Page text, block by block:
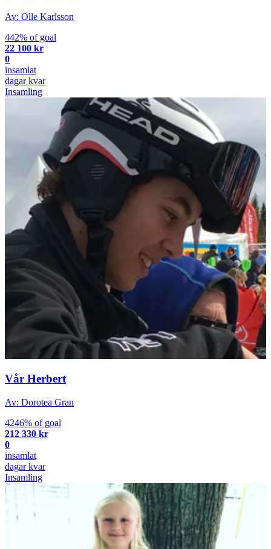
Av: Olle Karlsson
442% of goal
22 100 kr
0
insamlat
dagar kvar
Insamling
Vår Herbert
Av: Dorotea Gran
4246% of goal
212 330 kr
0
insamlat
dagar kvar
Insamling